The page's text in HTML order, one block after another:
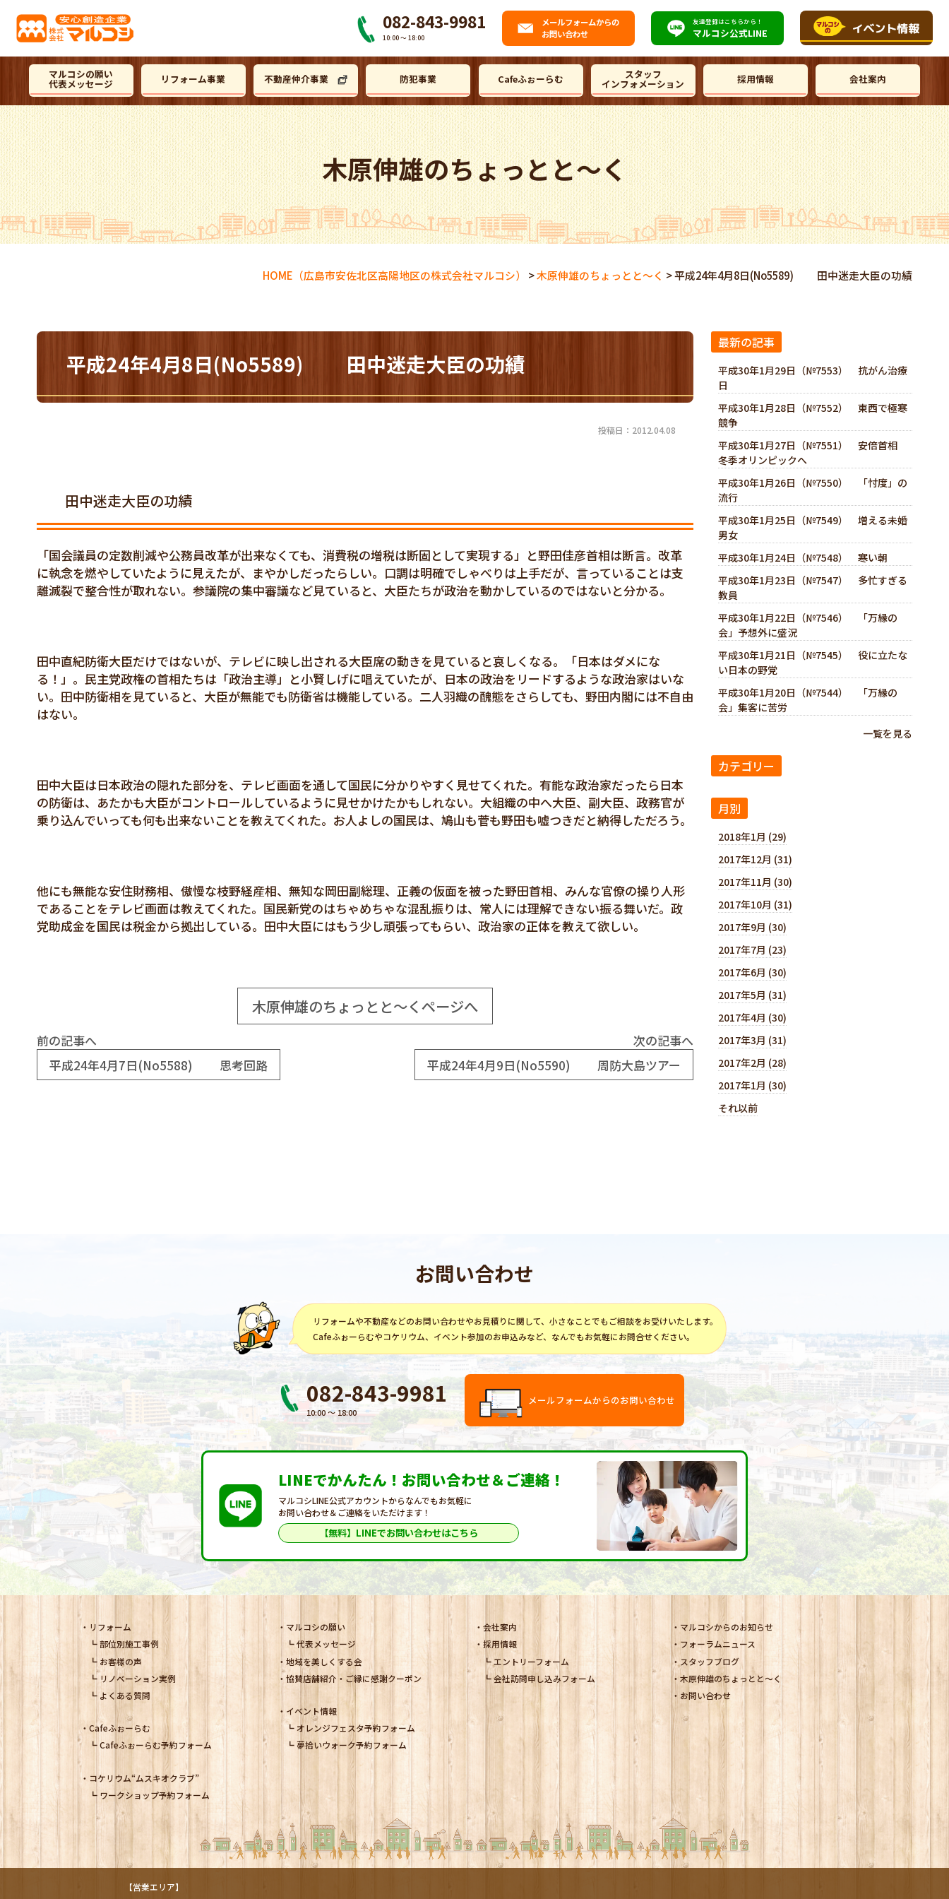
082-843-9981
10:00 〜 18:00
メールフォームからの
お問い合わせ
友達登録はこちらから！
マルコシ公式LINE
マルコシの願い
代表メッセージ リフォーム事業 不動産仲介事業 防犯事業 Cafeふぉーらむ スタッフ
インフォメーション 採用情報 会社案内
木原伸雄のちょっとと～く
HOME （広島市安佐北区高陽地区の株式会社マルコシ） >木原伸雄のちょっとと～く >平成24年4月8日(No5589) 田中迷走大臣の功績
平成24年4月8日(No5589) 田中迷走大臣の功績
投稿日：2012.04.08
田中迷走大臣の功績
「国会議員の定数削減や公務員改革が出来なくても、消費税の増税は断固として実現する」と野田佳彦首相は断言。改革
に執念を燃やしていたように見えたが、まやかしだったらしい。口調は明確でしゃべりは上手だが、言っていることは支
離滅裂で整合性が取れない。参議院の集中審議など見ていると、大臣たちが政治を動かしているのではないと分かる。
田中直紀防衛大臣だけではないが、テレビに映し出される大臣席の動きを見ていると哀しくなる。「日本はダメにな
る！」。民主党政権の首相たちは「政治主導」と小賢しげに唱えていたが、日本の政治をリードするような政治家はいな
い。田中防衛相を見ていると、大臣が無能でも防衛省は機能している。二人羽織の醜態をさらしても、野田内閣には不自由
はない。
田中大臣は日本政治の隠れた部分を、テレビ画面を通して国民に分かりやすく見せてくれた。有能な政治家だったら日本
の防衛は、あたかも大臣がコントロールしているように見せかけたかもしれない。大組織の中へ大臣、副大臣、政務官が
乗り込んでいっても何も出来ないことを教えてくれた。お人よしの国民は、鳩山も菅も野田も嘘つきだと納得しただろう。
他にも無能な安住財務相、傲慢な枝野経産相、無知な岡田副総理、正義の仮面を被った野田首相、みんな官僚の操り人形
であることをテレビ画面は教えてくれた。国民新党のはちゃめちゃな混乱振りは、常人には理解できない振る舞いだ。政
党助成金を国民は税金から拠出している。田中大臣にはもう少し頑張ってもらい、政治家の正体を教えて欲しい。
木原伸雄のちょっとと～くページへ
前の記事へ
平成24年4月7日(No5588) 思考回路
次の記事へ
平成24年4月9日(No5590) 周防大島ツアー
最新の記事
平成30年1月29日（№7553） 抗がん治療
日
平成30年1月28日（№7552） 東西で極寒
競争
平成30年1月27日（№7551） 安倍首相
冬季オリンピックへ
平成30年1月26日（№7550） 「忖度」の
流行
平成30年1月25日（№7549） 増える未婚
男女
平成30年1月24日（№7548） 寒い朝
平成30年1月23日（№7547） 多忙すぎる
教員
平成30年1月22日（№7546） 「万縁の
会」予想外に盛況
平成30年1月21日（№7545） 役に立たな
い日本の野党
平成30年1月20日（№7544） 「万縁の
会」集客に苦労
一覧を見る
カテゴリー
月別
2018年1月 (29)
2017年12月 (31)
2017年11月 (30)
2017年10月 (31)
2017年9月 (30)
2017年7月 (23)
2017年6月 (30)
2017年5月 (31)
2017年4月 (30)
2017年3月 (31)
2017年2月 (28)
2017年1月 (30)
それ以前
お問い合わせ
リフォームや不動産などのお問い合わせやお見積りに関して、小さなことでもご相談をお受けいたします。
Cafeふぉーらむやコケリウム、イベント参加のお申込みなど、なんでもお気軽にお問合せください。
082-843-9981
10:00 〜 18:00
メールフォームからのお問い合わせ
LINEでかんたん！ お問い合わせ＆ご連絡！
マルコシLINE公式アカウントからなんでもお気軽に
お問い合わせ＆ご連絡をいただけます！
【無料】LINEでお問い合わせはこちら
リフォーム
部位別施工事例
お客様の声
リノベーション実例
よくある質問
Cafeふぉーらむ
Cafeふぉーらむ予約フォーム
コケリウム“ムスキオクラブ”
ワークショップ予約フォーム
マルコシの願い
代表メッセージ
地域を美しくする会
協賛店舗紹介・ご縁に感謝クーポン
イベント情報
オレンジフェスタ予約フォーム
夢拾いウォーク予約フォーム
会社案内
採用情報
エントリーフォーム
会社訪問申し込みフォーム
マルコシからのお知らせ
フォーラムニュース
スタッフブログ
木原伸雄のちょっとと～く
お問い合わせ
【営業エリア】